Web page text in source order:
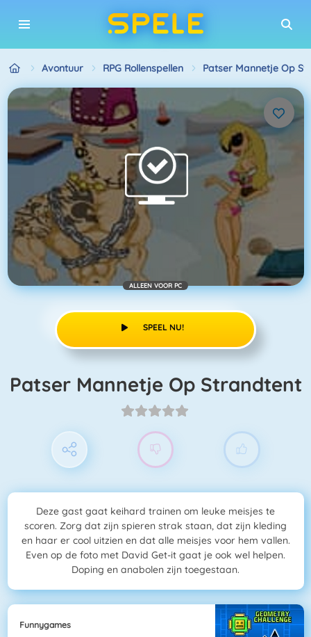
Avontuur RPG Rollenspellen Patser Mannetje Op
ALLEEN VOOR PC
SPEEL NU!
Patser Mannetje Op Strandtent
Deze gast gaat keihard trainen om leuke meisjes te
scoren. Zorg dat zijn spieren strak staan, dat zijn kleding
en haar er cool uitzien en dat alle meisjes voor hem vallen.
Even op de foto met David Get-it gaat je ook wel helpen.
Doping en anabolen zijn toegestaan.
Funnygames